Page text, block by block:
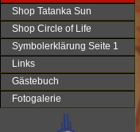
Shop Tatanka Sun
Shop Circle of Life
Symbolerklärung Seite 1
Links
Gästebuch
Fotogalerie